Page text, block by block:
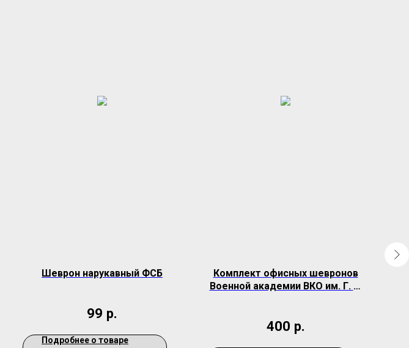
Шеврон нарукавный ФСБ
99 р.
Подробнее о товаре
Комплект офисных шевронов
Военной академии ВКО им. Г. К.
400 р.